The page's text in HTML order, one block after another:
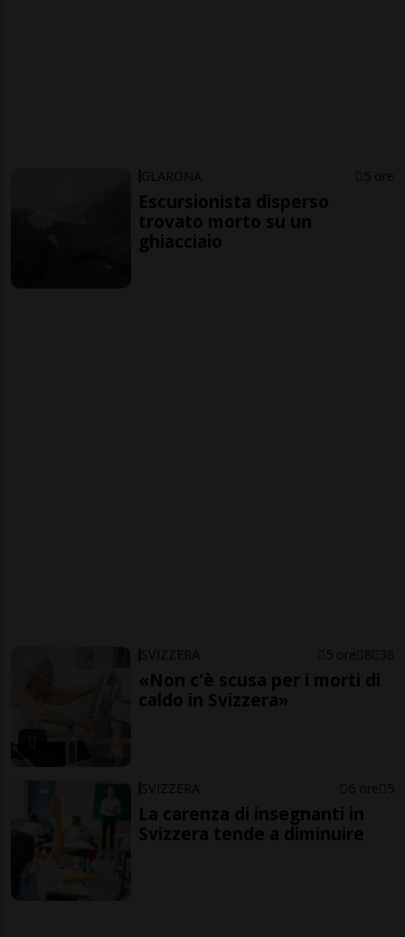
GLARONA 5 ore
Escursionista disperso
trovato morto su un
ghiacciaio
SVIZZERA 5 ore 8 38
«Non c'è scusa per i morti di
caldo in Svizzera»
SVIZZERA 6 ore 5
La carenza di insegnanti in
Svizzera tende a diminuire